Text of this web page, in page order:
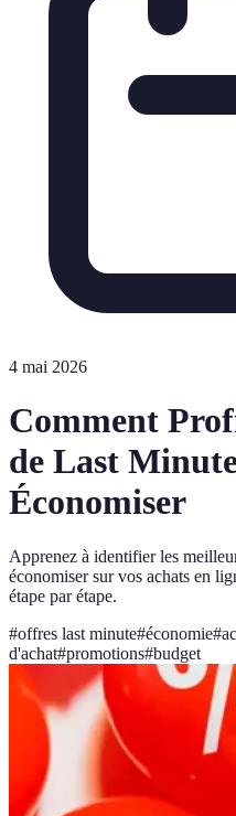
4 mai 2026
Comment
de Last
Économiser
Apprenez à identifier les
économiser sur vos achats en
étape par étape.
#offres last minute#économie#
d'achat#promotions#budget